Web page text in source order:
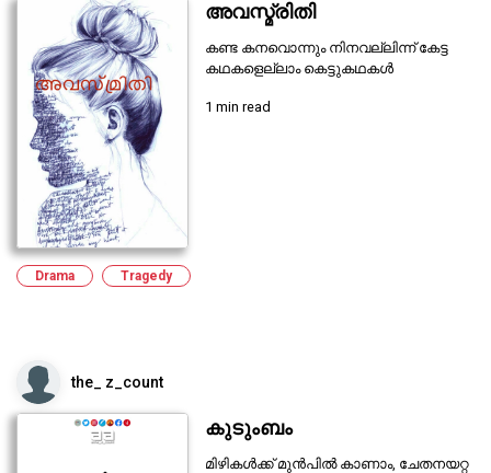
അവസ്മ്രിതി
കണ്ട കനവൊന്നും നിനവല്ലിന്ന് കേട്ട
കഥകളെല്ലാം കെട്ടുകഥകൾ
1 min read
Drama Tragedy
the_ z_count
കുടുംബം
മിഴികൾക്ക് മുൻപിൽ കാണാം, ചേതനയറ്റ